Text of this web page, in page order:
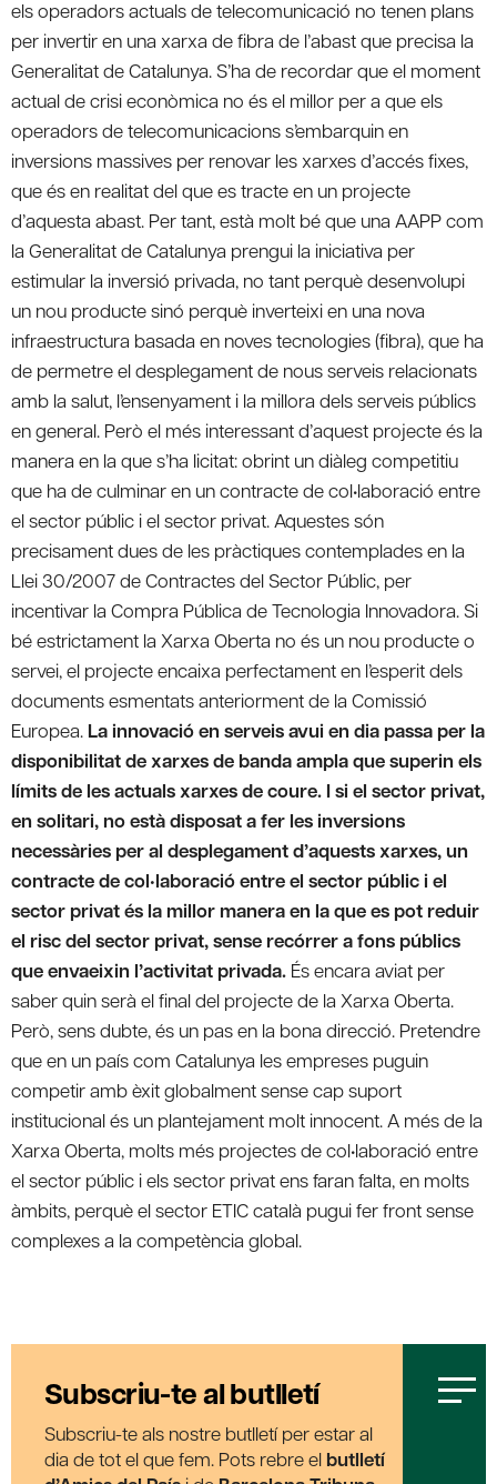
els operadors actuals de telecomunicació no tenen plans
per invertir en una xarxa de fibra de l’abast que precisa la
Generalitat de Catalunya. S’ha de recordar que el moment
actual de crisi econòmica no és el millor per a que els
operadors de telecomunicacions s’embarquin en
inversions massives per renovar les xarxes d’accés fixes,
que és en realitat del que es tracte en un projecte
d’aquesta abast. Per tant, està molt bé que una AAPP com
la Generalitat de Catalunya prengui la iniciativa per
estimular la inversió privada, no tant perquè desenvolupi
un nou producte sinó perquè inverteixi en una nova
infraestructura basada en noves tecnologies (fibra), que ha
de permetre el desplegament de nous serveis relacionats
amb la salut, l’ensenyament i la millora dels serveis públics
en general. Però el més interessant d’aquest projecte és la
manera en la que s’ha licitat: obrint un diàleg competitiu
que ha de culminar en un contracte de col•laboració entre
el sector públic i el sector privat. Aquestes són
precisament dues de les pràctiques contemplades en la
Llei 30/2007 de Contractes del Sector Públic, per
incentivar la Compra Pública de Tecnologia Innovadora. Si
bé estrictament la Xarxa Oberta no és un nou producte o
servei, el projecte encaixa perfectament en l’esperit dels
documents esmentats anteriorment de la Comissió
Europea. La innovació en serveis avui en dia passa per la
disponibilitat de xarxes de banda ampla que superin els
límits de les actuals xarxes de coure. I si el sector privat,
en solitari, no està disposat a fer les inversions
necessàries per al desplegament d’aquests xarxes, un
contracte de col•laboració entre el sector públic i el
sector privat és la millor manera en la que es pot reduir
el risc del sector privat, sense recórrer a fons públics
que envaeixin l’activitat privada. És encara aviat per
saber quin serà el final del projecte de la Xarxa Oberta.
Però, sens dubte, és un pas en la bona direcció. Pretendre
que en un país com Catalunya les empreses puguin
competir amb èxit globalment sense cap suport
institucional és un plantejament molt innocent. A més de la
Xarxa Oberta, molts més projectes de col•laboració entre
el sector públic i els sector privat ens faran falta, en molts
àmbits, perquè el sector ETIC català pugui fer front sense
complexes a la competència global.
Subscriu-te al butlletí
Subscriu-te als nostre butlletí per estar al
dia de tot el que fem. Pots rebre el butlletí